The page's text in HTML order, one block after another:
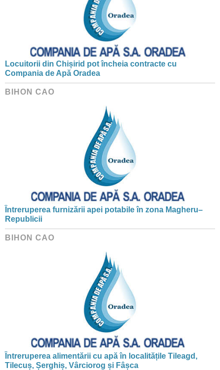
Locuitorii din Chișirid pot încheia contracte cu
Compania de Apă Oradea
BIHON CAO
Întreruperea furnizării apei potabile în zona Magheru–
Republicii
BIHON CAO
Întreruperea alimentării cu apă în localitățile Tileagd,
Tilecuș, Șerghiș, Vârciorog și Fâșca